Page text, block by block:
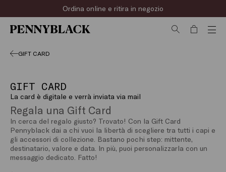
Ordina online e ritira in negozio
GIFT CARD
GIFT CARD
La card è digitale e verrà inviata via mail
Regala una Gift Card
In cerca del regalo giusto? Trovato! Con la Gift Card
Pennyblack dai a chi vuoi la libertà di scegliere tra tutti i capi e
gli accessori di collezione. Bastano pochi step: mittente,
destinatario, valore e data. In più, puoi personalizzarla con un
messaggio dedicato. Fatto!